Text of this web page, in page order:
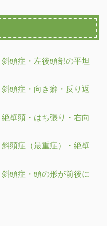
頭症・左後頭部の平坦
頭症・向き癖・反り返
壁頭・はち張り・右向
頭症（最重症）・絶壁
頭症・頭の形が前後に